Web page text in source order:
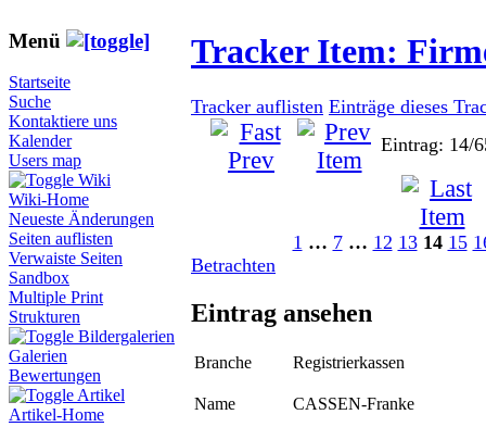
Menü
Startseite
Suche
Kontaktiere uns
Kalender
Users map
Wiki
Wiki-Home
Neueste Änderungen
Seiten auflisten
Verwaiste Seiten
Sandbox
Multiple Print
Strukturen
Bildergalerien
Galerien
Bewertungen
Artikel
Artikel-Home
Tracker Item:
Tracker auflisten Einträge dieses
Eintrag: 14/
1 … 7 … 12 13 14 15
Betrachten
Eintrag ansehen
Branche Registrierkassen
Name CASSEN-Franke